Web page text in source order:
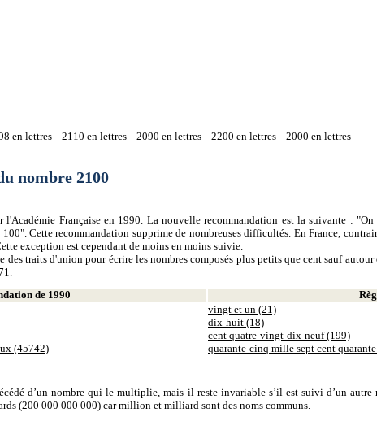
en lettres 2110 en lettres 2090 en lettres 2200 en lettres 2000 en lettres
nombre 2100
l'Académie Française en 1990. La nouvelle recommandation est la suivante :
Cette recommandation supprime de nombreuses difficultés. En France,
exception est cependant de moins en moins suivie.
des traits d'union pour écrire les nombres composés plus petits que cent sauf
de 1990
(45742)
vingt et un (21)
dix-huit (18)
cent quatre-vingt-dix-neuf (199)
quarante-cinq mille sept cent
d’un nombre qui le multiplie, mais il reste invariable s’il est suivi d’un
(200 000 000 000) car million et milliard sont des noms communs.